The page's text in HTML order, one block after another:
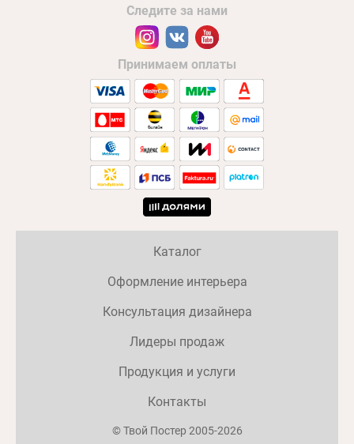
Следите за нами
Принимаем оплаты
© Твой Постер 2005-2026
Каталог
Оформление интерьера
Консультация дизайнера
Лидеры продаж
Продукция и услуги
Контакты